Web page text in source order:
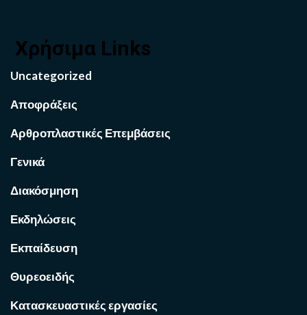
Χρήσιμα Links
Uncategorized
Αποφράξεις
Αρθροπλαστικές Επεμβάσεις
Γενικά
Διακόσμηση
Εκδηλώσεις
Εκπαίδευση
Θυρεοειδής
Κατασκευαστικές εργασίες